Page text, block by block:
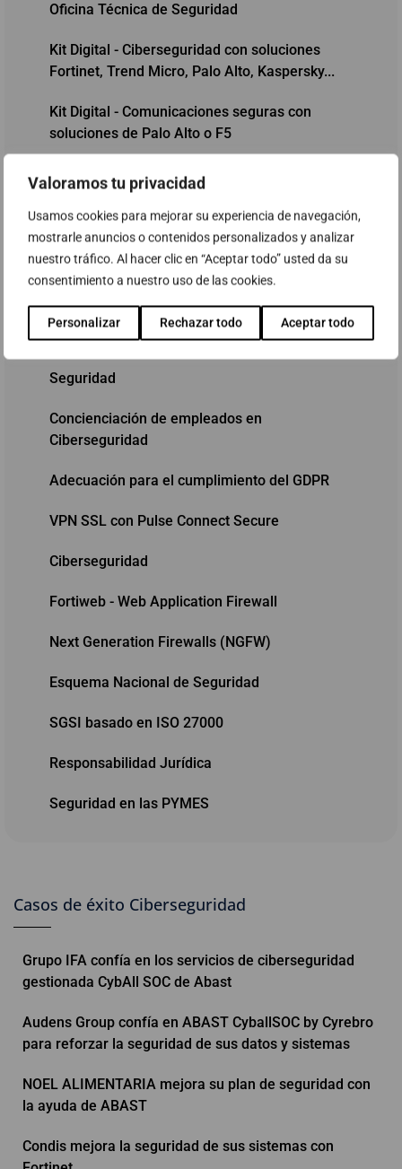
Valoramos tu privacidad
Usamos cookies para mejorar su experiencia de navegación,
mostrarle anuncios o contenidos personalizados y analizar
nuestro tráfico. Al hacer clic en “Aceptar todo” usted da su
consentimiento a nuestro uso de las cookies.
Personalizar Rechazar todo Aceptar todo
Oficina Técnica de Seguridad
Kit Digital - Ciberseguridad con soluciones
Fortinet, Trend Micro, Palo Alto, Kaspersky...
Kit Digital - Comunicaciones seguras con
soluciones de Palo Alto o F5
Programa de ayudas Kit Digital - Soluciones de
digitalización para Pymes
ABAST Advanced WAF
ProSOC - Security Operations Center (SOC) as
Security Advisor – DPO Assistant
Seguridad
Concienciación de empleados en
Ciberseguridad
Adecuación para el cumplimiento del GDPR
VPN SSL con Pulse Connect Secure
Ciberseguridad
Fortiweb - Web Application Firewall
Next Generation Firewalls (NGFW)
Esquema Nacional de Seguridad
SGSI basado en ISO 27000
Responsabilidad Jurídica
Seguridad en las PYMES
Casos de éxito Ciberseguridad
Grupo IFA confía en los servicios de ciberseguridad
gestionada CybAll SOC de Abast
Audens Group confía en ABAST CyballSOC by Cyrebro
para reforzar la seguridad de sus datos y sistemas
NOEL ALIMENTARIA mejora su plan de seguridad con
la ayuda de ABAST
Condis mejora la seguridad de sus sistemas con